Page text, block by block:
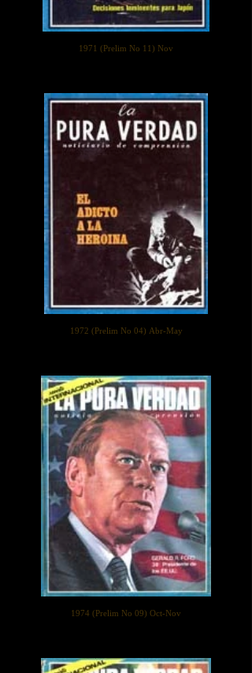
1971 (Prelim No 11) Nov
1972 (Prelim No 04) Abr-May
1974 (Prelim No 09) Oct-Nov